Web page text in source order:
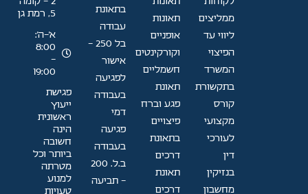
ממליצים
ליווי עד
הפיצוי
המשרד
בתקשורת
קורס
מקצועי
לעורכי
דין
בנזיקין
מחשבון
תאונות
אופניים
וקורקינטים
חשמליים
תאונת
פגע וברח
פיצויים
בתאונת
דרכים
תאונת
דרכים
בתאונת
עבודה
בל 250 -
אישור
לפגיעה
בעבודה
דמי
פגיעה
בעבודה
ב.ל. 200
- תביעה
5, רמת גן
א׳–ה׳:
8:00
-
19:00
פגישת
ייעוץ
ראשונית
הינה
חשובה
ביותר וכל
מטרתה
למנוע
טעויות